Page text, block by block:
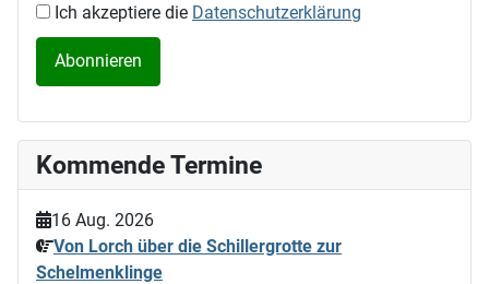
Ich akzeptiere die Datenschutzerklärung
Kommende Termine
16 Aug. 2026
Von Lorch über die Schillergrotte zur
Schelmenklinge